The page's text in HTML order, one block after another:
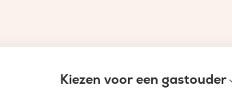
Kiezen voor een gastouder